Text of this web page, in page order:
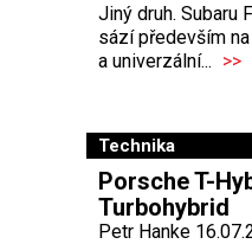
Jiný druh. Subaru
sází především
a univerzální... >>
Technika
Porsche T-
Turbohybrid
Petr Hanke